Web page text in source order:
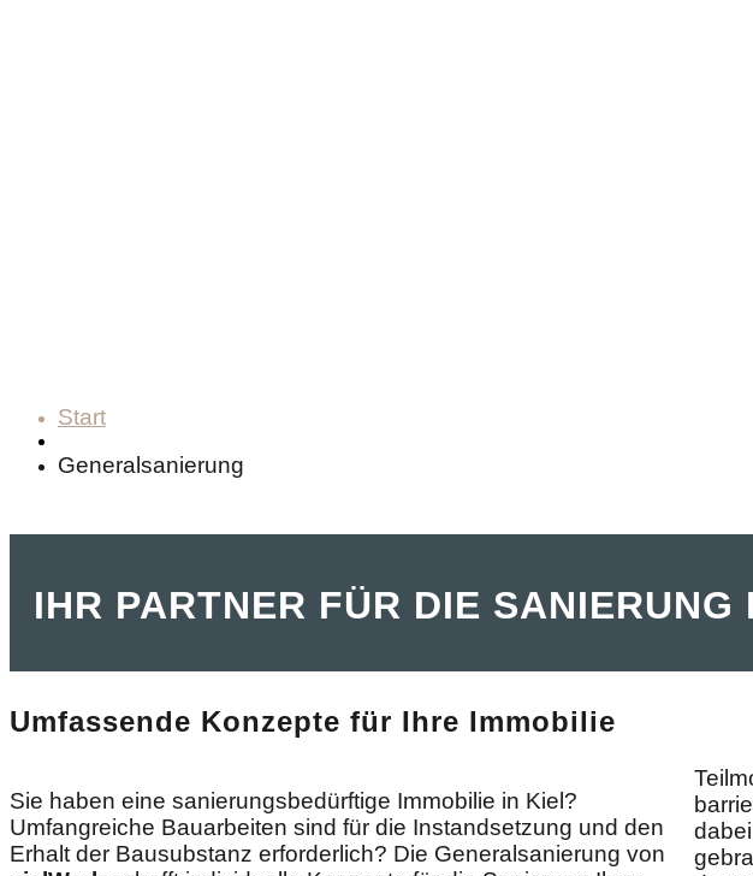
Start
Generalsanierung
IHR PARTNER FÜR DIE SANIERUNG
Umfassende Konzepte für Ihre Immobilie
Sie haben eine sanierungsbedürftige Immobilie in Kiel?
Umfangreiche Bauarbeiten sind für die Instandsetzung und den
Erhalt der Bausubstanz erforderlich? Die Generalsanierung von